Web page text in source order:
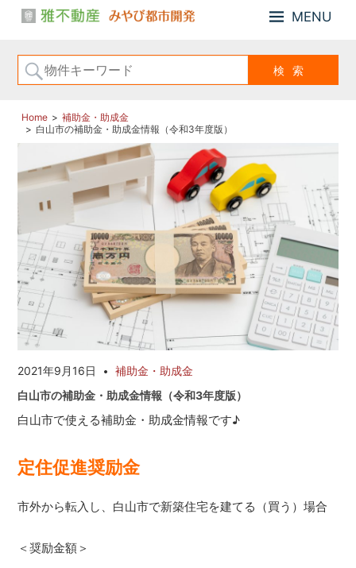
不
動
み
や
都
発
市、
能
市
の
建
住
宅、
宅
用
地、
売
土
地」
の
こ
と
ら
雅
産・
や
市
MENU
Home
補助金・助成金
白山市の補助金・助成金情報（令和3年度版）
2021年9月16日
補助金・助成金
白山市の補助金・助成金情報（令和3年度版）
白山市で使える補助金・助成金情報です♪
定住促進奨励金
市外から転入し、白山市で新築住宅を建てる（買う）場合
＜奨励金額＞